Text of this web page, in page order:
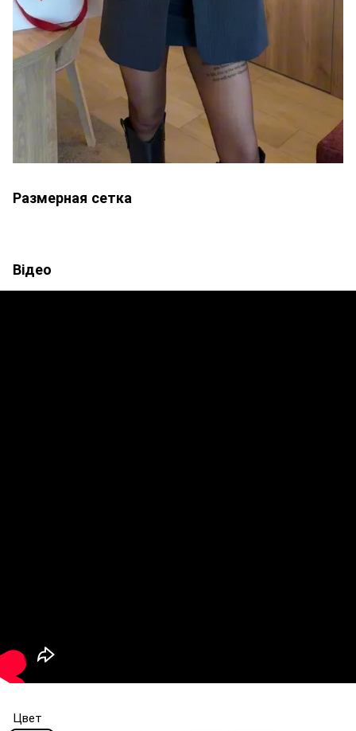
Размерная сетка
Відео
Цвет